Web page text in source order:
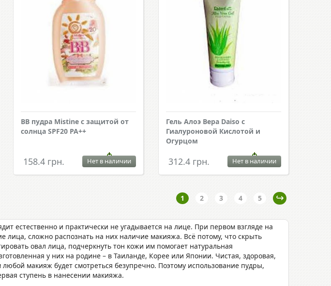
ВВ пудра Mistine с защитой от
солнца SPF20 PA++
158.4 грн. Нет в наличии
Гель Алоэ Вера Daiso с
Гиалуроновой Кислотой и
Огурцом
312.4 грн. Нет в наличии
1 2 3 4 5
естественно и практически не угадывается на лице. При первом взгляде на
лица, сложно распознать на них наличие макияжа. Всё потому, что скрыть
овал лица, подчеркнуть тон кожи им помогает натуральная
у них на родине – в Таиланде, Корее или Японии. Чистая, здоровая,
макияж будет смотреться безупречно. Поэтому использование пудры,
ступень в нанесении макияжа.